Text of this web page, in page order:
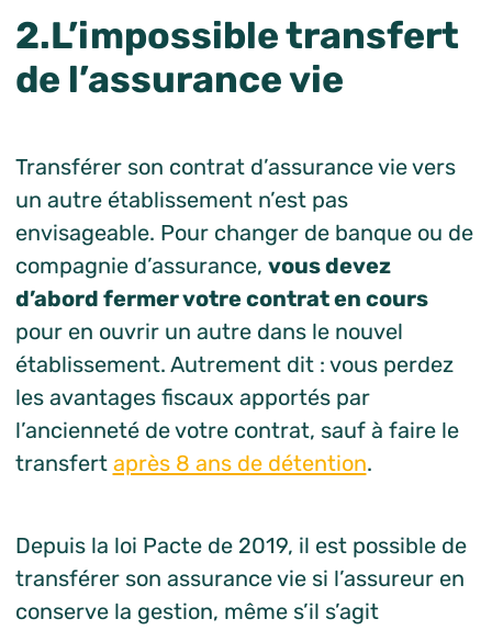
2.L’impossible transfert
de l’assurance vie
Transférer son contrat d’assurance vie vers
un autre établissement n’est pas
envisageable. Pour changer de banque ou de
compagnie d’assurance, vous devez
d’abord fermer votre contrat en cours
pour en ouvrir un autre dans le nouvel
établissement. Autrement dit : vous perdez
les avantages fiscaux apportés par
l’ancienneté de votre contrat, sauf à faire le
transfert après 8 ans de détention.
Depuis la loi Pacte de 2019, il est possible de
transférer son assurance vie si l’assureur en
conserve la gestion, même s’il s’agit